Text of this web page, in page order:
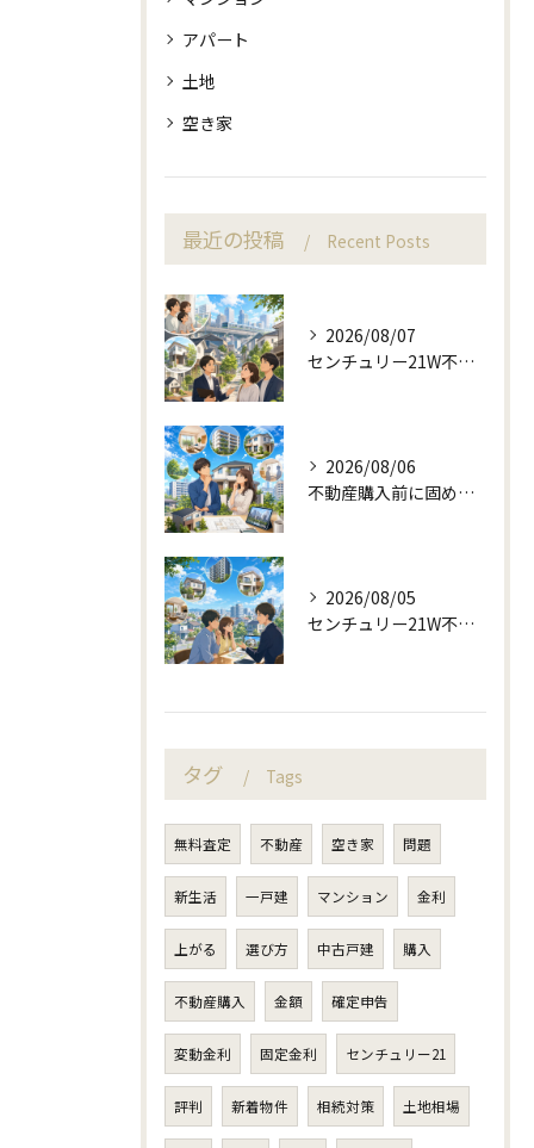
アパート
土地
空き家
最近の投稿 Recent Posts
2026/08/07
センチュリー21W不動産販売の駅近相談と地域目線
2026/08/06
不動産購入前に固める資金計画と住み替え判断
2026/08/05
センチュリー21W不動産販売と町目線の不動産相談
タグ Tags
無料査定 不動産 空き家 問題
新生活 一戸建 マンション 金利
上がる 選び方 中古戸建 購入
不動産購入 金額 確定申告
変動金利 固定金利 センチュリー21
評判 新着物件 相続対策 土地相場